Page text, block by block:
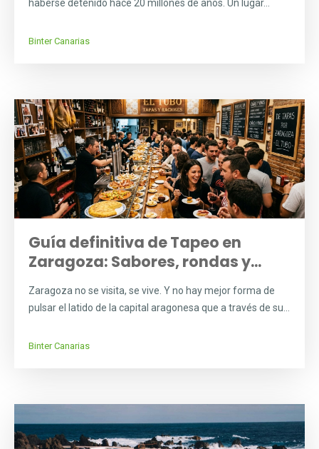
haberse detenido hace 20 millones de años. Un lugar...
Binter Canarias
Guía definitiva de Tapeo en
Zaragoza: Sabores, rondas y...
Zaragoza no se visita, se vive. Y no hay mejor forma de
pulsar el latido de la capital aragonesa que a través de su...
Binter Canarias